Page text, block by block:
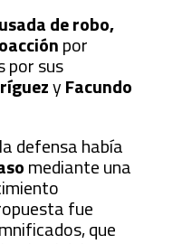
de robo,
por
por sus
yFacundo
defensa había
mediante una
fue
que